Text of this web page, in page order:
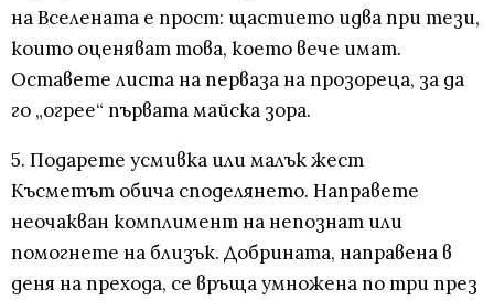
на Вселената е прост: щастието идва при тези,
които оценяват това, което вече имат.
Оставете листа на перваза на прозореца, за да
го „огрее“ първата майска зора.
5. Подарете усмивка или малък жест
Късметът обича споделянето. Направете
неочакван комплимент на непознат или
помогнете на близък. Добрината, направена в
деня на прехода, се връща умножена по три през